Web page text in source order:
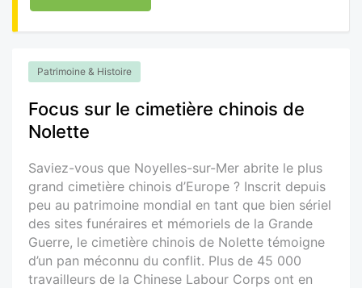
Patrimoine & Histoire
Focus sur le cimetière chinois de
Nolette
Saviez-vous que Noyelles-sur-Mer abrite le plus
grand cimetière chinois d’Europe ? Inscrit depuis
peu au patrimoine mondial en tant que bien sériel
des sites funéraires et mémoriels de la Grande
Guerre, le cimetière chinois de Nolette témoigne
d’un pan méconnu du conflit. Plus de 45 000
travailleurs de la Chinese Labour Corps ont en